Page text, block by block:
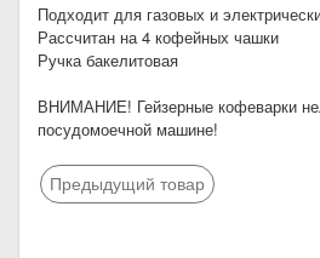
Подходит для газовых и
Рассчитан на 4 кофейных чашки
Ручка бакелитовая
ВНИМАНИЕ! Гейзерные кофеварки
посудомоечной машине!
Предыдущий товар